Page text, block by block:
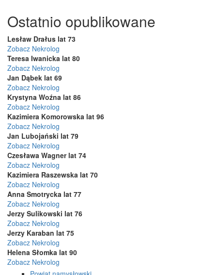
Ostatnio opublikowane
Lesław Drałus lat 73
Zobacz Nekrolog
Teresa Iwanicka lat 80
Zobacz Nekrolog
Jan Dąbek lat 69
Zobacz Nekrolog
Krystyna Woźna lat 86
Zobacz Nekrolog
Kazimiera Komorowska lat 96
Zobacz Nekrolog
Jan Lubojański lat 79
Zobacz Nekrolog
Czesława Wagner lat 74
Zobacz Nekrolog
Kazimiera Raszewska lat 70
Zobacz Nekrolog
Anna Smotrycka lat 77
Zobacz Nekrolog
Jerzy Sulikowski lat 76
Zobacz Nekrolog
Jerzy Karaban lat 75
Zobacz Nekrolog
Helena Słomka lat 90
Zobacz Nekrolog